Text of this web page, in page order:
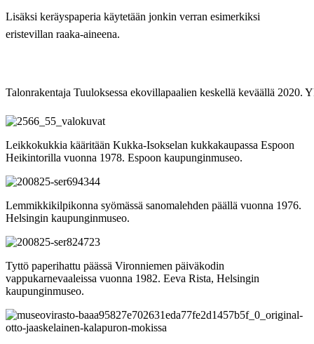
Lisäksi keräyspaperia käytetään jonkin verran esimerkiksi
eristevillan raaka-aineena.
Talonrakentaja Tuuloksessa ekovillapaalien keskellä keväällä 2020.
Leikkokukkia kääritään Kukka-Isokselan kukkakaupassa Espoon
Heikintorilla vuonna 1978. Espoon kaupunginmuseo.
Lemmikkikilpikonna syömässä sanomalehden päällä vuonna 1976.
Helsingin kaupunginmuseo.
Tyttö paperihattu päässä Vironniemen päiväkodin
vappukarnevaaleissa vuonna 1982. Eeva Rista, Helsingin
kaupunginmuseo.